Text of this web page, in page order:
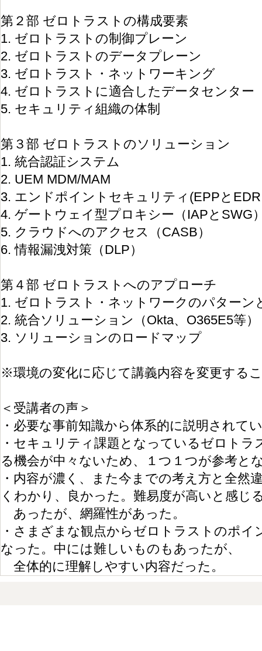
第２部 ゼロトラストの構成要素
1. ゼロトラストの制御プレーン
2. ゼロトラストのデータプレーン
3. ゼロトラスト・ネットワーキング
4. ゼロトラストに適合したデータセンター
5. セキュリティ組織の体制
第３部 ゼロトラストのソリューション
1. 統合認証システム
2. UEM MDM/MAM
3. エンドポイントセキュリティ(EPPと
4. ゲートウェイ型プロキシー（IAPとSWG
5. クラウドへのアクセス（CASB）
6. 情報漏洩対策（DLP）
第４部 ゼロトラストへのアプローチ
1. ゼロトラスト・ネットワークのパターン
2. 統合ソリューション（Okta、O365E5等）
3. ソリューションのロードマップ
※環境の変化に応じて講義内容を変更する
＜受講者の声＞
・必要な事前知識から体系的に説明されて
・セキュリティ課題となっているゼロトラ
る機会が中々ないため、１つ１つが参考と
・内容が濃く、また今までの考え方と全然
くわかり、良かった。難易度が高いと感じ
あったが、網羅性があった。
・さまざまな観点からゼロトラストのポイ
なった。中には難しいものもあったが、
全体的に理解しやすい内容だった。